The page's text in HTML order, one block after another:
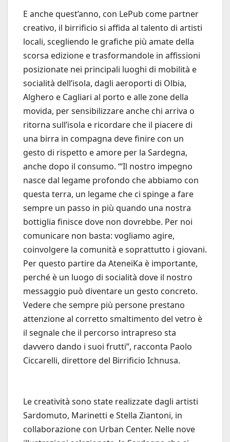
E anche quest’anno, con LePub come partner
creativo, il birrificio si affida al talento di artisti
locali, scegliendo le grafiche più amate della
scorsa edizione e trasformandole in affissioni
posizionate nei principali luoghi di mobilità e
socialità dell’isola, dagli aeroporti di Olbia,
Alghero e Cagliari al porto e alle zone della
movida, per sensibilizzare anche chi arriva o
ritorna sull’isola e ricordare che il piacere di
una birra in compagna deve finire con un
gesto di rispetto e amore per la Sardegna,
anche dopo il consumo. “‘Il nostro impegno
nasce dal legame profondo che abbiamo con
questa terra, un legame che ci spinge a fare
sempre un passo in più quando una nostra
bottiglia finisce dove non dovrebbe. Per noi
comunicare non basta: vogliamo agire,
coinvolgere la comunità e soprattutto i giovani.
Per questo partire da AteneiKa è importante,
perché è un luogo di socialità dove il nostro
messaggio può diventare un gesto concreto.
Vedere che sempre più persone prestano
attenzione al corretto smaltimento del vetro è
il segnale che il percorso intrapreso sta
davvero dando i suoi frutti”, racconta Paolo
Ciccarelli, direttore del Birrificio Ichnusa.
Le creatività sono state realizzate dagli artisti
Sardomuto, Marinetti e Stella Ziantoni, in
collaborazione con Urban Center. Nelle nove